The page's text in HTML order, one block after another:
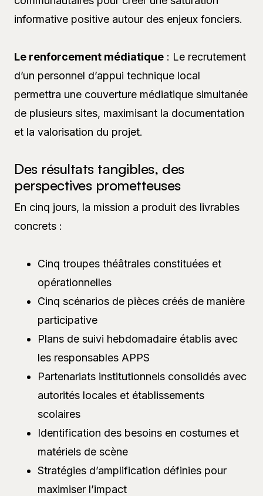
informative positive autour des enjeux fonciers.
Le renforcement médiatique : Le recrutement
d’un personnel d’appui technique local
permettra une couverture médiatique simultanée
de plusieurs sites, maximisant la documentation
et la valorisation du projet.
Des résultats tangibles, des
perspectives prometteuses
En cinq jours, la mission a produit des livrables
concrets :
Cinq troupes théâtrales constituées et
opérationnelles
Cinq scénarios de pièces créés de manière
participative
Plans de suivi hebdomadaire établis avec
les responsables APPS
Partenariats institutionnels consolidés avec
autorités locales et établissements
scolaires
Identification des besoins en costumes et
matériels de scène
Stratégies d’amplification définies pour
maximiser l’impact